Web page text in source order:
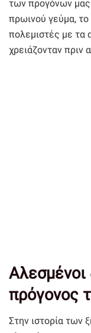
των προγόνων μας
πρωινού γεύμα,
πολεμιστές με τα
χρειάζονταν πριν
Αλεσμένοι
πρόγονος
Στην ιστορία των